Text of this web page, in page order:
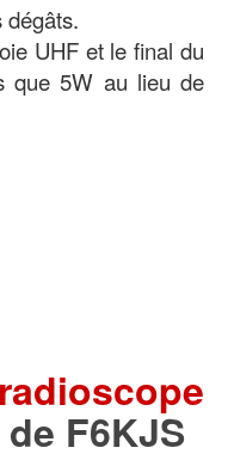
dégâts.
UHF et le final du
que 5W au lieu de
F6KJS